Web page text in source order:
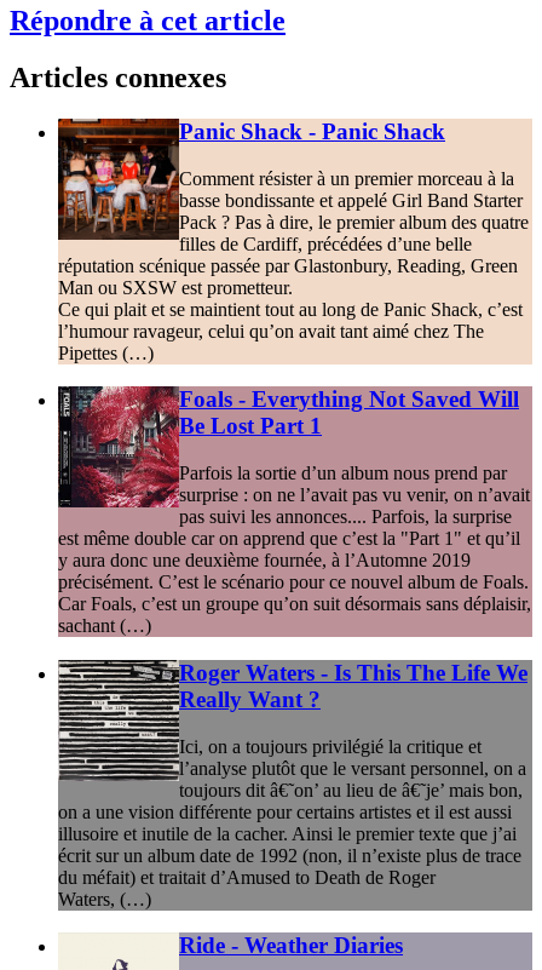
Répondre à cet article
Articles connexes
Panic Shack - Panic Shack
Comment résister à un premier morceau à la
basse bondissante et appelé Girl Band Starter
Pack ? Pas à dire, le premier album des quatre
filles de Cardiff, précédées d’une belle
réputation scénique passée par Glastonbury, Reading, Green
Man ou SXSW est prometteur.
Ce qui plait et se maintient tout au long de Panic Shack, c’est
l’humour ravageur, celui qu’on avait tant aimé chez The
Pipettes (…)
Foals - Everything Not Saved Will
Be Lost Part 1
Parfois la sortie d’un album nous prend par
surprise : on ne l’avait pas vu venir, on n’avait
pas suivi les annonces.... Parfois, la surprise
est même double car on apprend que c’est la "Part 1" et qu’il
y aura donc une deuxième fournée, à l’Automne 2019
précisément. C’est le scénario pour ce nouvel album de Foals.
Car Foals, c’est un groupe qu’on suit désormais sans déplaisir,
sachant (…)
Roger Waters - Is This The Life We
Really Want ?
Ici, on a toujours privilégié la critique et
l’analyse plutôt que le versant personnel, on a
toujours dit â€˜on’ au lieu de â€˜je’ mais bon,
on a une vision différente pour certains artistes et il est aussi
illusoire et inutile de la cacher. Ainsi le premier texte que j’ai
écrit sur un album date de 1992 (non, il n’existe plus de trace
du méfait) et traitait d’Amused to Death de Roger
Waters, (…)
Ride - Weather Diaries